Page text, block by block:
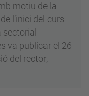
motiu de la
l’inici del curs
va publicar el 26
del rector,